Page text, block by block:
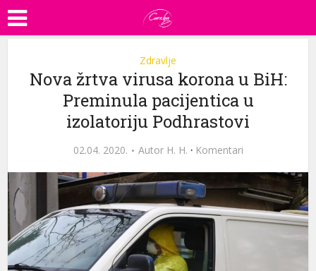
Zdravlje
Nova žrtva virusa korona u BiH:
Preminula pacijentica u
izolatoriju Podhrastovi
02.04. 2020. Autor H. H. · Komentari